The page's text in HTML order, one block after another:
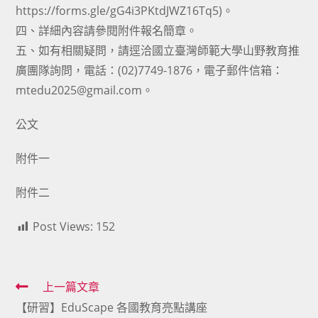
https://forms.gle/gG4i3PKtdJWZ16Tq5)。
四、詳細內容請參閱附件報名簡章。
五、如有相關疑問，請逕洽國立臺灣師範大學山野教育推
廣團隊詢問，電話：(02)7749-1876，電子郵件信箱：
mtedu2025@gmail.com。
公文
附件一
附件二
Post Views: 152
Read
more
上一篇文章
【研習】EduScape 各國教育亮點講座